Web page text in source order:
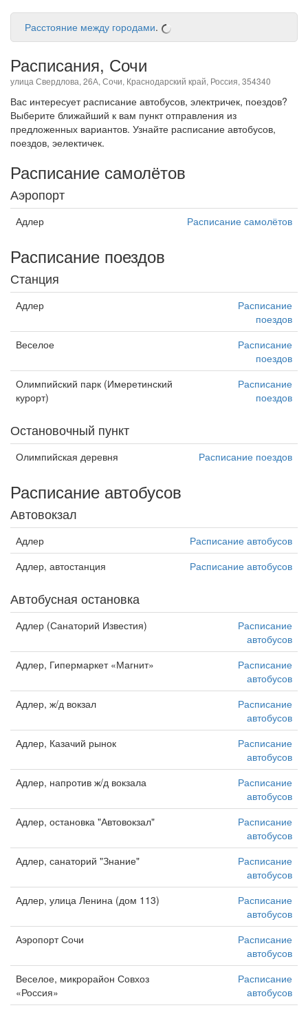
Расстояние между городами.
Расписания, Сочи
улица Свердлова, 26А, Сочи, Краснодарский край, Россия, 354340
Вас интересует расписание автобусов, электричек, поездов?
Выберите ближайший к вам пункт отправления из
предложенных вариантов. Узнайте расписание автобусов,
поездов, эелектичек.
Расписание самолётов
Аэропорт
Адлер Расписание самолётов
Расписание поездов
Станция
Адлер
Расписание
поездов
Веселое
Расписание
поездов
Олимпийский парк (Имеретинский
курорт)
Расписание
поездов
Остановочный пункт
Олимпийская деревня Расписание поездов
Расписание автобусов
Автовокзал
Адлер
Расписание автобусов
Адлер, автостанция
Расписание автобусов
Автобусная остановка
Адлер (Санаторий Известия)
Расписание
автобусов
Адлер, Гипермаркет «Магнит»
Расписание
автобусов
Адлер, ж/д вокзал
Расписание
автобусов
Адлер, Казачий рынок
Расписание
автобусов
Адлер, напротив ж/д вокзала
Расписание
автобусов
Адлер, остановка "Автовокзал"
Расписание
автобусов
Адлер, санаторий "Знание"
Расписание
автобусов
Адлер, улица Ленина (дом 113)
Расписание
автобусов
Аэропорт Сочи
Расписание
автобусов
Веселое, микрорайон Совхоз
«Россия»
Расписание
автобусов